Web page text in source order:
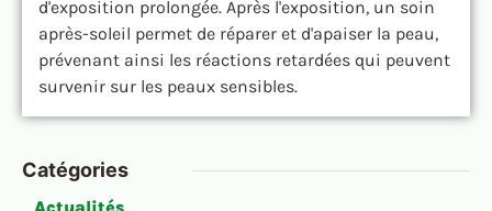
d'exposition prolongée. Après l'exposition, un soin
après-soleil permet de réparer et d'apaiser la peau,
prévenant ainsi les réactions retardées qui peuvent
survenir sur les peaux sensibles.
Catégories
Actualités